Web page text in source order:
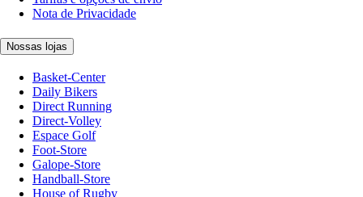
Nota de Privacidade
Nossas lojas
Basket-Center
Daily Bikers
Direct Running
Direct-Volley
Espace Golf
Foot-Store
Galope-Store
Handball-Store
House of Rugby